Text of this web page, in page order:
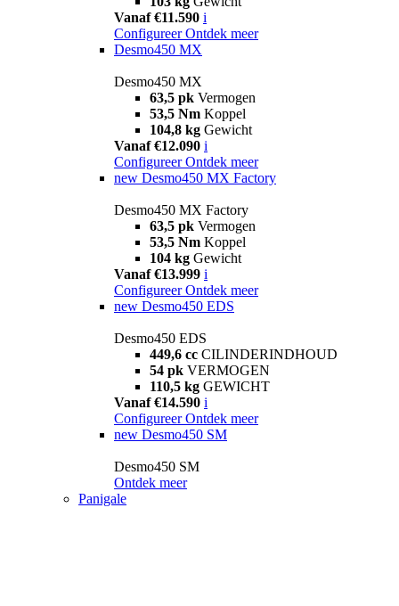
Vanaf €11.590 i
Configureer Ontdek meer
Desmo450 MX
Desmo450 MX
63,5 pk Vermogen
53,5 Nm Koppel
104,8 kg Gewicht
Vanaf €12.090 i
Configureer Ontdek meer
new Desmo450 MX Factory
Desmo450 MX Factory
63,5 pk Vermogen
53,5 Nm Koppel
104 kg Gewicht
Vanaf €13.999 i
Configureer Ontdek meer
new Desmo450 EDS
Desmo450 EDS
449,6 cc CILINDERINDHOUD
54 pk VERMOGEN
110,5 kg GEWICHT
Vanaf €14.590 i
Configureer Ontdek meer
new Desmo450 SM
Desmo450 SM
Ontdek meer
Panigale